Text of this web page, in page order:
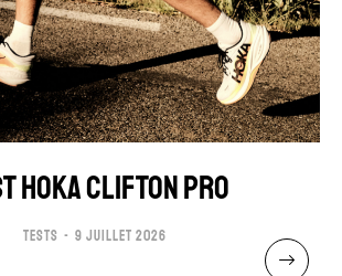
HOKA CLIFTON PRO
TESTS 9 JUILLET 2026